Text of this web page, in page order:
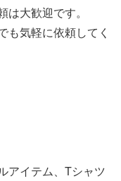
大歓迎です。
も気軽に依頼してく
アイテム、Tシャツ